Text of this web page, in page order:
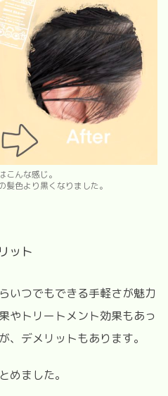
こんな感じ。
髪色より黒くなりました。
ット
いつでもできる手軽さが魅力
やトリートメント効果もあっ
、デメリットもあります。
めました。